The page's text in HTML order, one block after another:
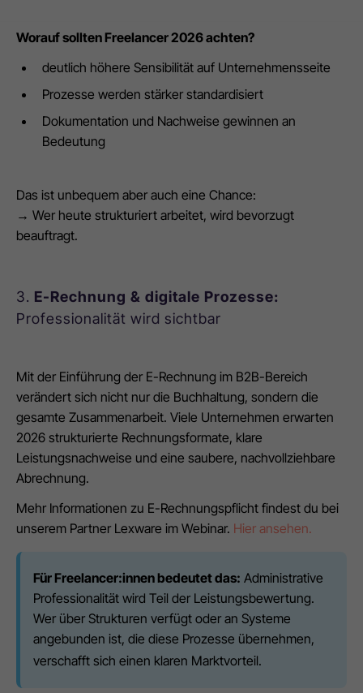
Worauf sollten Freelancer 2026 achten?
deutlich höhere Sensibilität auf Unternehmensseite
Prozesse werden stärker standardisiert
Dokumentation und Nachweise gewinnen an
Bedeutung
Das ist unbequem aber auch eine Chance:
→ Wer heute strukturiert arbeitet, wird bevorzugt
beauftragt.
3. E-Rechnung & digitale Prozesse:
Professionalität wird sichtbar
Mit der Einführung der E-Rechnung im B2B-Bereich
verändert sich nicht nur die Buchhaltung, sondern die
gesamte Zusammenarbeit. Viele Unternehmen erwarten
2026 strukturierte Rechnungsformate, klare
Leistungsnachweise und eine saubere, nachvollziehbare
Abrechnung.
Mehr Informationen zu E-Rechnungspflicht findest du bei
unserem Partner Lexware im Webinar. Hier ansehen.
Für Freelancer:innen bedeutet das: Administrative
Professionalität wird Teil der Leistungsbewertung.
Wer über Strukturen verfügt oder an Systeme
angebunden ist, die diese Prozesse übernehmen,
verschafft sich einen klaren Marktvorteil.